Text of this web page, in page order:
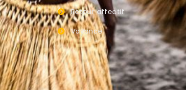
Retour affectif
Voyance